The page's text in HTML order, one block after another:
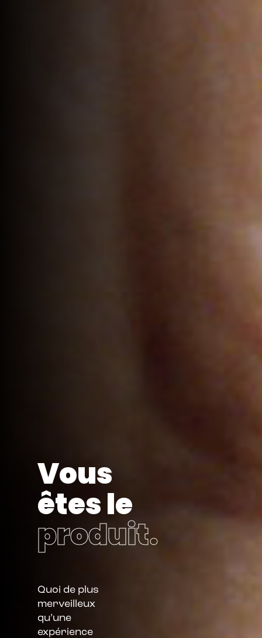
Vous
êtes le
produit.
Quoi de plus
merveilleux
qu’une
expérience